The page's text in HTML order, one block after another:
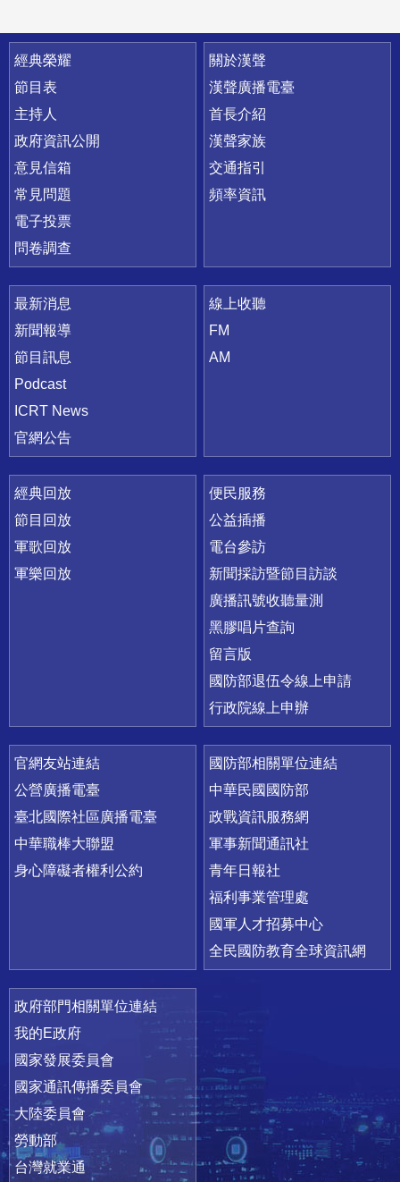
快速連結
經典榮耀
節目表
主持人
政府資訊公開
意見信箱
常見問題
電子投票
問卷調查
關於漢聲
漢聲廣播電臺
首長介紹
漢聲家族
交通指引
頻率資訊
最新消息
新聞報導
節目訊息
Podcast
ICRT News
官網公告
線上收聽
FM
AM
經典回放
節目回放
軍歌回放
軍樂回放
便民服務
公益插播
電台參訪
新聞採訪暨節目訪談
廣播訊號收聽量測
黑膠唱片查詢
留言版
國防部退伍令線上申請
行政院線上申辦
官網友站連結
公營廣播電臺
臺北國際社區廣播電臺
中華職棒大聯盟
身心障礙者權利公約
國防部相關單位連結
中華民國國防部
政戰資訊服務網
軍事新聞通訊社
青年日報社
福利事業管理處
國軍人才招募中心
全民國防教育全球資訊網
政府部門相關單位連結
我的E政府
國家發展委員會
國家通訊傳播委員會
大陸委員會
勞動部
台灣就業通